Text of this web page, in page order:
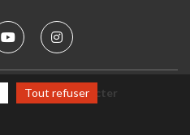
Nous contacter
Tout refuser